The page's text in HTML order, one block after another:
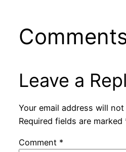
Leave a
Your email address will
Required fields are marked
Comment *